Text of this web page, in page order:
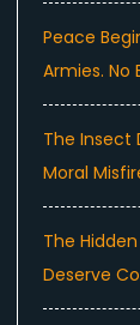
Peace
Armies. No
The Insect
Moral
The
Deserve